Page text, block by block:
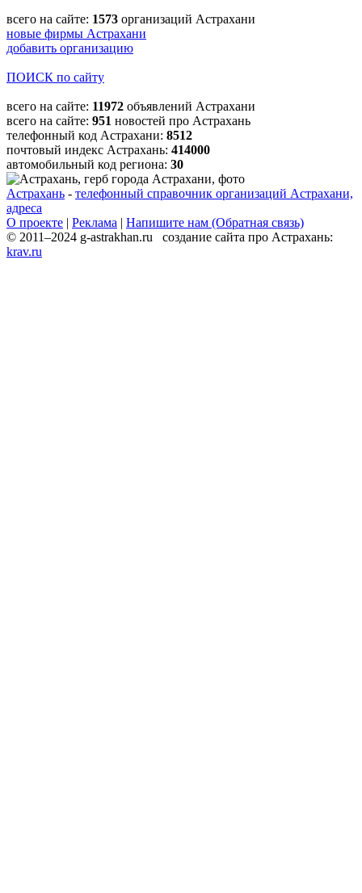
всего на сайте: 1573 организаций Астрахани
новые фирмы Астрахани
добавить организацию
ПОИСК по сайту
всего на сайте: 11972 объявлений Астрахани
всего на сайте: 951 новостей про Астрахань
телефонный код Астрахани: 8512
почтовый индекс Астрахань: 414000
автомобильный код региона: 30
Астрахань - телефонный справочник организаций Астрахани,
адреса
О проекте | Реклама | Напишите нам (Обратная связь)
© 2011–2024 g-astrakhan.ru создание сайта про Астрахань:
krav.ru